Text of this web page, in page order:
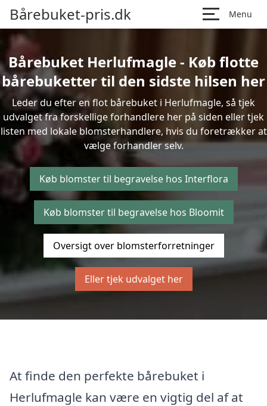
Bårebuket-pris.dk Menu
Bårebuket Herlufmagle - Køb flotte
bårebuketter til den sidste hilsen her
Leder du efter en flot bårebuket i Herlufmagle, så tjek
udvalget fra forskellige forhandlere her på siden eller tjek
listen med lokale blomsterhandlere, hvis du foretrækker at
vælge forhandler selv.
Køb blomster til begravelse hos Interflora
Køb blomster til begravelse hos Bloomit
Oversigt over blomsterforretninger
Eller tjek udvalget her
At finde den perfekte bårebuket i
Herlufmagle kan være en vigtig del af at